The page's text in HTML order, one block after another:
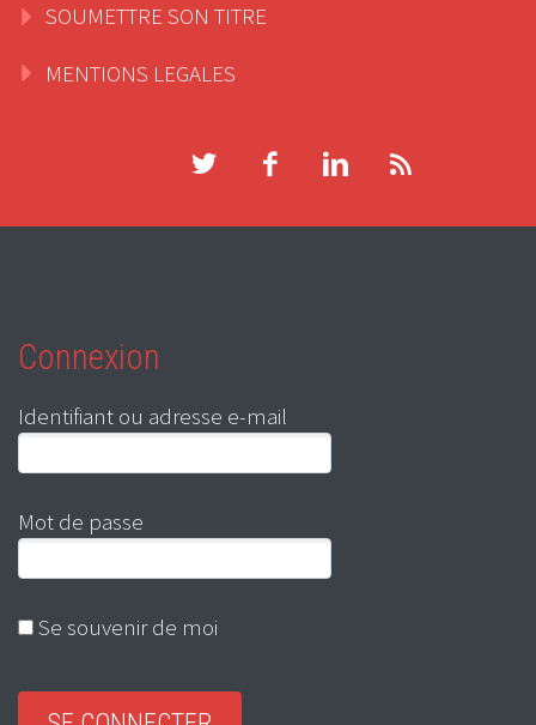
SOUMETTRE SON TITRE
MENTIONS LEGALES
Connexion
Identifiant ou adresse e-mail
Mot de passe
Se souvenir de moi